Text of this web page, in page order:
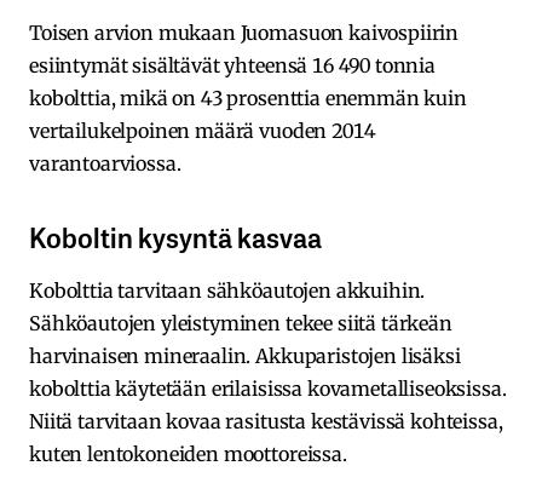
Toisen arvion mukaan Juomasuon kaivospiirin
esiintymät sisältävät yhteensä 16 490 tonnia
kobolttia, mikä on 43 prosenttia enemmän kuin
vertailukelpoinen määrä vuoden 2014
varantoarviossa.
Koboltin kysyntä kasvaa
Kobolttia tarvitaan sähköautojen akkuihin.
Sähköautojen yleistyminen tekee siitä tärkeän
harvinaisen mineraalin. Akkuparistojen lisäksi
kobolttia käytetään erilaisissa kovametalliseoksissa.
Niitä tarvitaan kovaa rasitusta kestävissä kohteissa,
kuten lentokoneiden moottoreissa.